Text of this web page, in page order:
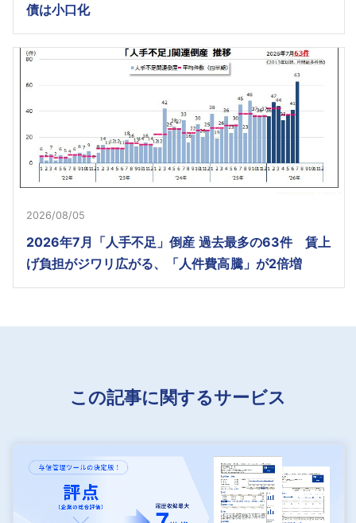
債は小口化
2026/08/05
2026年7月「人手不足」倒産 過去最多の63件 賃上
げ負担がジワリ広がる、「人件費高騰」が2倍増
この記事に関するサービス